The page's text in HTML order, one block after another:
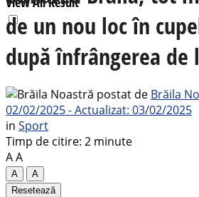
de un nou loc în
după înfrângerea de
postat de Brăila
02/02/2025 - Actualizat: 03/02/2025
in Sport
Timp de citire: 2 minute
AA
A
A
Resetează